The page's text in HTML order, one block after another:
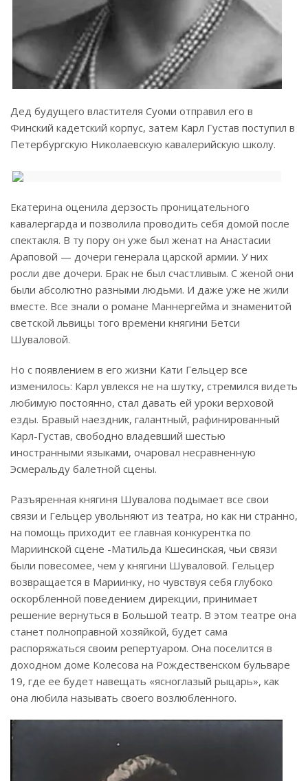
Дед будущего властителя Суоми отправил его в
Финский кадетский корпус, затем Карл Густав поступил в
Петербургскую Николаевскую кавалерийскую школу.
Екатерина оценила дерзость проницательного
кавалергарда и позволила проводить себя домой после
спектакля. В ту пору он уже был женат на Анастасии
Араповой — дочери генерала царской армии. У них
росли две дочери. Брак не был счастливым. С женой они
были абсолютно разными людьми. И даже уже не жили
вместе. Все знали о романе Маннергейма и знаменитой
светской львицы того времени княгини Бетси
Шуваловой.
Но с появлением в его жизни Кати Гельцер все
изменилось: Карл увлекся не на шутку, стремился видеть
любимую постоянно, стал давать ей уроки верховой
езды. Бравый наездник, галантный, рафинированный
Карл-Густав, свободно владевший шестью
иностранными языками, очаровал несравненную
Эсмеральду балетной сцены.
Разъяренная княгиня Шувалова подымает все свои
связи и Гельцер увольняют из театра, но как ни странно,
на помощь приходит ее главная конкурентка по
Мариинской сцене -Матильда Кшесинская, чьи связи
были повесомее, чем у княгини Шуваловой. Гельцер
возвращается в Мариинку, но чувствуя себя глубоко
оскорбленной поведением дирекции, принимает
решение вернуться в Большой театр. В этом театре она
станет полноправной хозяйкой, будет сама
распоряжаться своим репертуаром. Она поселится в
доходном доме Колесова на Рождественском бульваре
19, где ее будет навещать «ясноглазый рыцарь», как
она любила называть своего возлюбленного.